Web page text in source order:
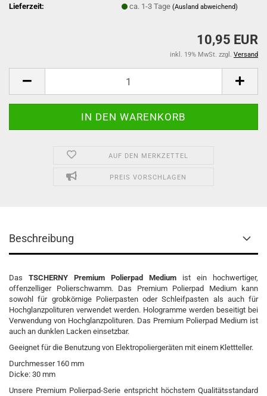
Lieferzeit:
ca. 1-3 Tage(Ausland abweichend)
10,95 EUR
inkl. 19% MwSt. zzgl. Versand
AUF DEN MERKZETTEL
PREIS VORSCHLAGEN
Beschreibung
Das TSCHERNY Premium Polierpad Medium ist ein hochwertiger,
offenzelliger Polierschwamm. Das Premium Polierpad Medium kann
sowohl für grobkörnige Polierpasten oder Schleifpasten als auch für
Hochglanzpolituren verwendet werden. Hologramme werden beseitigt bei
Verwendung von Hochglanzpolituren. Das Premium Polierpad Medium ist
auch an dunklen Lacken einsetzbar.
Geeignet für die Benutzung von Elektropoliergeräten mit einem Klettteller.
Durchmesser 160 mm
Dicke: 30 mm
Unsere Premium Polierpad-Serie entspricht höchstem Qualitätsstandard